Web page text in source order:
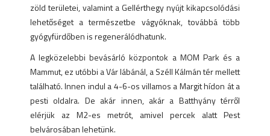
zöld területei, valamint a Gellérthegy nyújt kikapcsolódási
lehetőséget a természetbe vágyóknak, továbbá több
gyógyfürdőben is regenerálódhatunk.
A legközelebbi bevásárló központok a MOM Park és a
Mammut, ez utóbbi a Vár lábánál, a Széll Kálmán tér mellett
található. Innen indul a 4-6-os villamos a Margit hídon át a
pesti oldalra. De akár innen, akár a Batthyány térről
elérjük az M2-es metrót, amivel percek alatt Pest
belvárosában lehetünk.